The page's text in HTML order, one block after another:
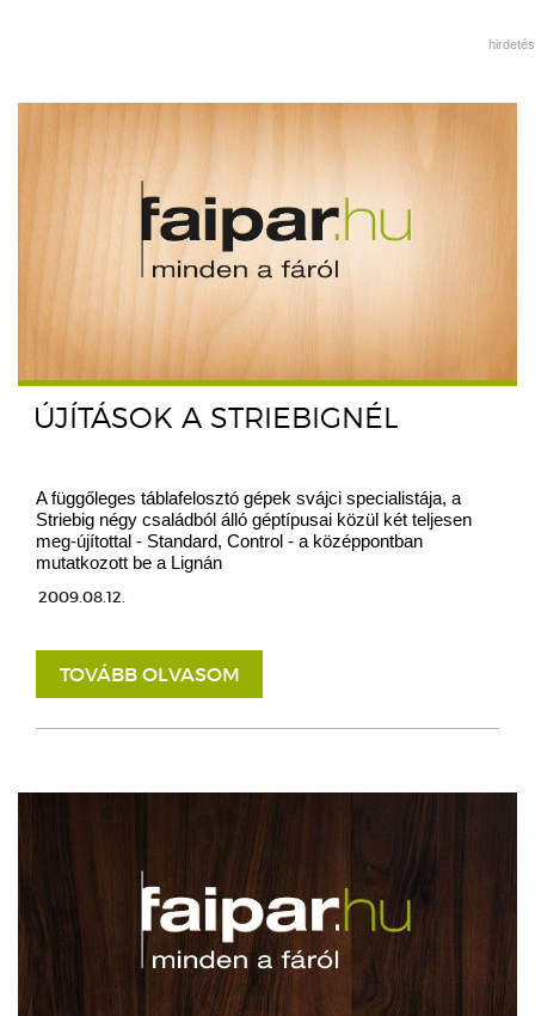
hirdetés
ÚJÍTÁSOK A STRIEBIGNÉL
A függőleges táblafelosztó gépek svájci specialistája, a
Striebig négy családból álló géptípusai közül két teljesen
meg-újítottal - Standard, Control - a középpontban
mutatkozott be a Lignán
2009.08.12.
TOVÁBB OLVASOM